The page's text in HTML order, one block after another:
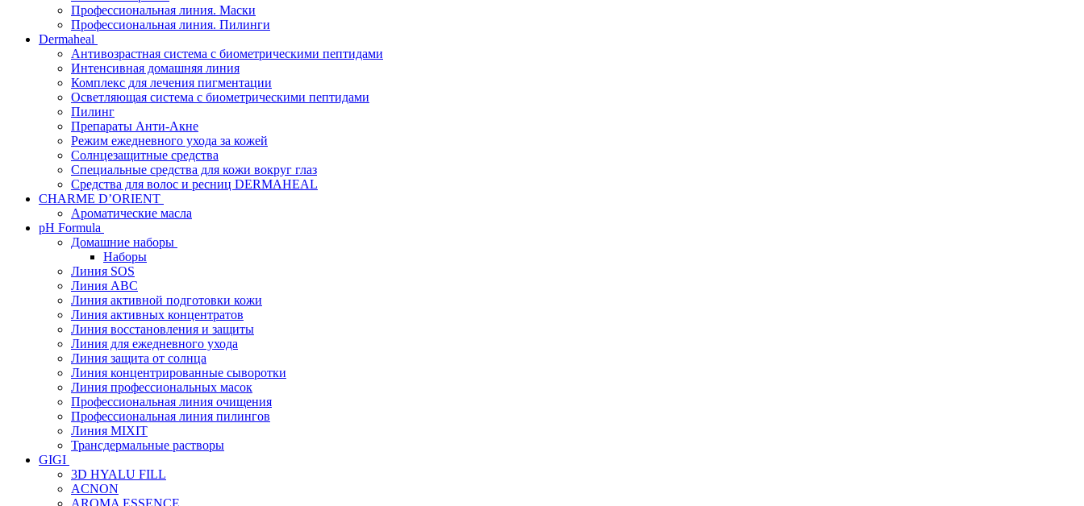
Профессиональная линия. Маски
Профессиональная линия. Пилинги
Dermaheal
Антивозрастная система с биометрическими пептидами
Интенсивная домашняя линия
Комплекс для лечения пигментации
Осветляющая система с биометрическими пептидами
Пилинг
Препараты Анти-Акне
Режим ежедневного ухода за кожей
Солнцезащитные средства
Специальные средства для кожи вокруг глаз
Средства для волос и ресниц DERMAHEAL
CHARME D’ORIENT
Ароматические масла
pH Formula
Домашние наборы
Наборы
Линия SOS
Линия АВС
Линия активной подготовки кожи
Линия активных концентратов
Линия восстановления и защиты
Линия для ежедневного ухода
Линия защита от солнца
Линия концентрированные сыворотки
Линия профессиональных масок
Профессиональная линия очищения
Профессиональная линия пилингов
Линия MIXIT
Трансдермальные растворы
GIGI
3D HYALU FILL
ACNON
AROMA ESSENCE